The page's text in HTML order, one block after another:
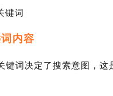
键词
内容
键词决定了搜索意图，